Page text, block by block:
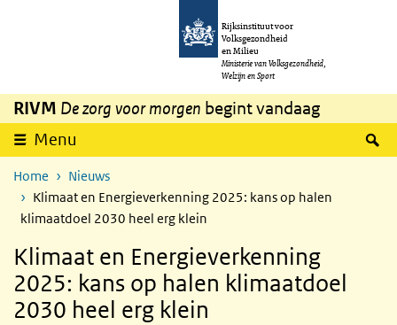
Overslaan en naar de inhoud gaan
Rijksinstituut voor
Volksgezondheid
en Milieu
Ministerie van Volksgezondheid,
Welzijn en Sport
RIVM De zorg voor morgen begint vandaag
Menu
Home
Nieuws
Klimaat en Energieverkenning 2025: kans op halen
klimaatdoel 2030 heel erg klein
Klimaat en Energieverkenning
2025: kans op halen klimaatdoel
2030 heel erg klein